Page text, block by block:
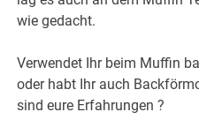
wie gedacht.
Verwendet Ihr beim Muffin
oder habt Ihr auch
sind eure Erfahrungen ?